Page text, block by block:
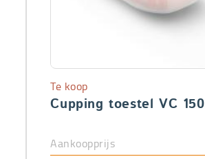
Cupping toestel VC 150
Te koop
Aankoopprijs